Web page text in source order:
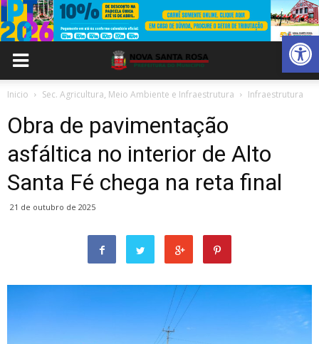
Abrir
Inicio Sec. Agricultura, Meio Ambiente e Infraestrutura Infraestrutura
Obra de pavimentação
asfáltica no interior de Alto
Santa Fé chega na reta final
21 de outubro de 2025